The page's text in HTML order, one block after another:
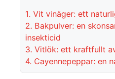
1. Vit vinäger: ett
2. Bakpulver: en
insekticid
3. Vitlök: ett kraftfullt
4. Cayennepeppar: en